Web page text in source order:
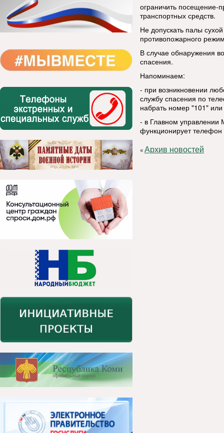
ограничить посещение-
транспортных средств.
Не допускать палы
противопожарного
В случае обнаружения
спасения.
Напоминаем:
- при возникновении
службу спасения по
набрать номер "101"
- в Главном управлении
функционирует
«Архив новостей